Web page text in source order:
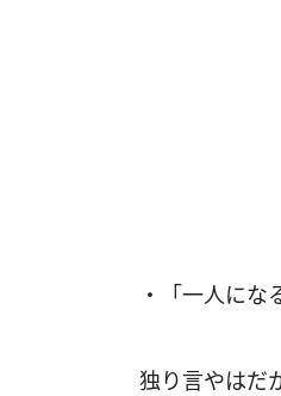
・「一人にな
独り言やはだ